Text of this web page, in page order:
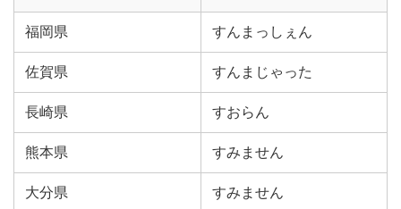
福岡県 すんまっしぇん
佐賀県 すんまじゃった
長崎県 すおらん
熊本県 すみません
大分県 すみません